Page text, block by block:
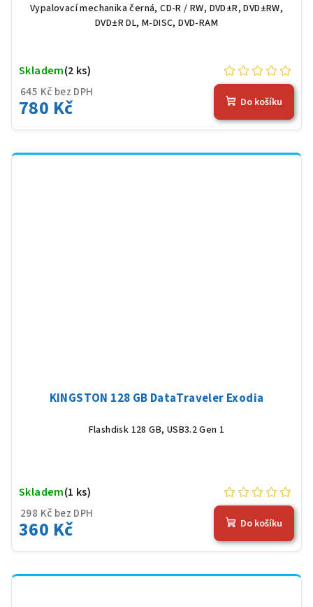
Vypalovací mechanika černá, CD-R / RW, DVD±R, DVD±RW,
DVD±R DL, M-DISC, DVD-RAM
645 Kč bez DPH
780 Kč
Skladem(2 ks)
Do košíku
KINGSTON 128 GB DataTraveler Exodia
Flashdisk 128 GB, USB3.2 Gen 1
298 Kč bez DPH
360 Kč
Skladem(1 ks)
Do košíku